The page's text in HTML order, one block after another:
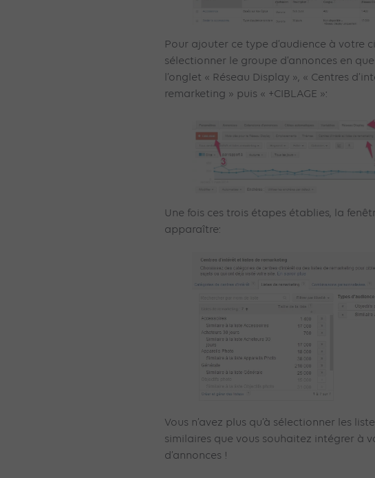
Pour ajouter ce type d’audience à votre
sélectionner le groupe d’annonces en
l’onglet « Réseau Display », « Centres
remarketing » puis « +CIBLAGE »:
Une fois ces trois étapes établies, la
apparaître:
Vous n’avez plus qu’à sélectionner les
similaires que vous souhaitez intégrer à
d’annonces !